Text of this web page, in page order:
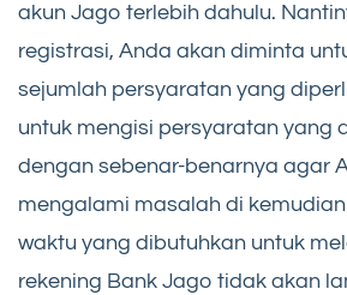
akun Jago terlebih dahulu.
registrasi, Anda akan diminta
sejumlah persyaratan yang
untuk mengisi persyaratan yang
dengan sebenar-benarnya agar
mengalami masalah di
waktu yang dibutuhkan untuk
rekening Bank Jago tidak akan